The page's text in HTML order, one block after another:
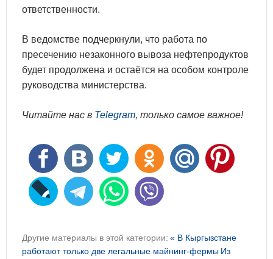
ответственности.
В ведомстве подчеркнули, что работа по
пресечению незаконного вывоза нефтепродуктов
будет продолжена и остаётся на особом контроле
руководства министерства.
Читайте нас в Telegram, только самое важное!
Другие материалы в этой категории: « В Кыргызстане
работают только две легальные майнинг-фермы Из